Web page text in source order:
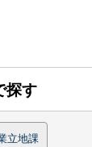
探す
立地課